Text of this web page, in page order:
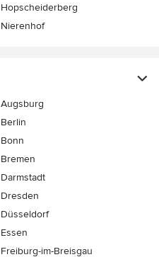
Hopscheiderberg
Nierenhof
Augsburg
Berlin
Bonn
Bremen
Darmstadt
Dresden
Düsseldorf
Essen
Freiburg-im-Breisgau